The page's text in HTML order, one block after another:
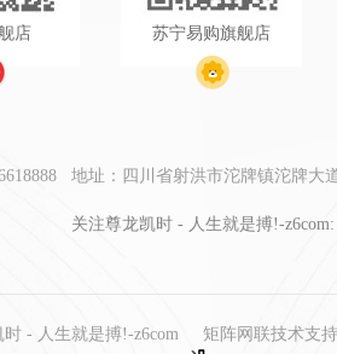
店 苏宁易购旗舰店
地址：四川省射洪市沱牌镇沱牌大
关注尊龙凯时 - 人生就是搏!-z6com:
时 - 人生就是搏!-z6com 矩阵网联技术支持